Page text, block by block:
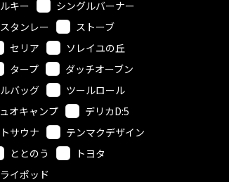
キー
シングルバーナー
スタンレー
ストーブ
セリア
ソレイユの丘
タープ
ダッチオーブン
バッグ
ツールロール
オキャンプ
デリカD:5
サウナ
テンマクデザイン
ととのう
トヨタ
イポッド